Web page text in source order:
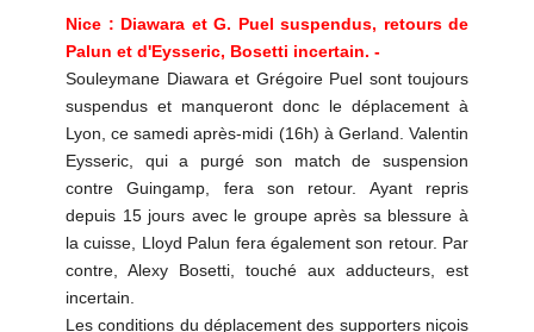
Nice : Diawara et G. Puel suspendus, retours de
Palun et d'Eysseric, Bosetti incertain. -
Souleymane Diawara et Grégoire Puel sont toujours
suspendus et manqueront donc le déplacement à
Lyon, ce samedi après-midi (16h) à Gerland. Valentin
Eysseric, qui a purgé son match de suspension
contre Guingamp, fera son retour. Ayant repris
depuis 15 jours avec le groupe après sa blessure à
la cuisse, Lloyd Palun fera également son retour. Par
contre, Alexy Bosetti, touché aux adducteurs, est
incertain.
Les conditions du déplacement des supporters niçois